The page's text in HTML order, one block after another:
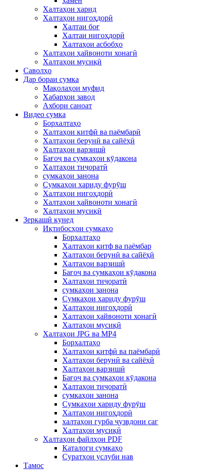
Халтаҳои харид
Халтаҳои нигоҳдорӣ
Халтаи боғ
Халтаи нигоҳдорӣ
Халтаҳои асбобҳо
Халтаҳои ҳайвоноти хонагӣ
Халтаҳои мусиқӣ
Саволҳо
Дар бораи сумка
Мақолаҳои муфид
Хабархои завод
Ахбори саноат
Видео сумка
Борхалтаҳо
Халтаҳои китфӣ ва паёмбарӣ
Халтаҳои берунӣ ва сайёҳӣ
Халтаҳои варзишӣ
Бағоҷ ва сумкаҳои кӯдакона
Халтаҳои тиҷоратӣ
сумкаҳои занона
Сумкаҳои хариду фурӯш
Халтаҳои нигоҳдорӣ
Халтаҳои ҳайвоноти хонагӣ
Халтаҳои мусиқӣ
Зеркашӣ кунед
Иқтибосҳои сумкаҳо
Борхалтаҳо
Халтаҳои китф ва паёмбар
Халтаҳои берунӣ ва сайёҳӣ
Халтаҳои варзишӣ
Бағоҷ ва сумкаҳои кӯдакона
Халтаҳои тиҷоратӣ
сумкаҳои занона
Сумкаҳои хариду фурӯш
Халтаҳои нигоҳдорӣ
Халтаҳои ҳайвоноти хонагӣ
Халтаҳои мусиқӣ
Халтаҳои JPG ва MP4
Борхалтаҳо
Халтаҳои китфӣ ва паёмбарӣ
Халтаҳои берунӣ ва сайёҳӣ
Халтаҳои варзишӣ
Бағоҷ ва сумкаҳои кӯдакона
Халтаҳои тиҷоратӣ
сумкаҳои занона
Сумкаҳои хариду фурӯш
Халтаҳои нигоҳдорӣ
халтаҳои гурба ҷузвдони саг
Халтаҳои мусиқӣ
Халтаҳои файлҳои PDF
Каталоги сумкаҳо
Суратҳои услуби нав
Тамос